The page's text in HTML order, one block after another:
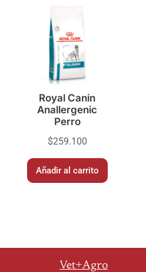
Royal Canin
Anallergenic
Perro
$259.100
Añadir al carrito
Vet+Agro